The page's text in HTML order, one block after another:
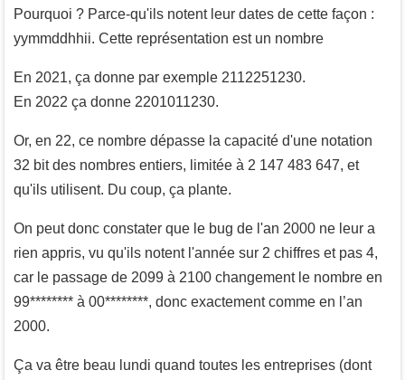
Pourquoi ? Parce-qu'ils notent leur dates de cette façon :
yymmddhhii. Cette représentation est un nombre
En 2021, ça donne par exemple 2112251230.
En 2022 ça donne 2201011230.
Or, en 22, ce nombre dépasse la capacité d'une notation
32 bit des nombres entiers, limitée à 2 147 483 647, et
qu'ils utilisent. Du coup, ça plante.
On peut donc constater que le bug de l'an 2000 ne leur a
rien appris, vu qu'ils notent l'année sur 2 chiffres et pas 4,
car le passage de 2099 à 2100 changement le nombre en
99******** à 00********, donc exactement comme en l’an
2000.
Ça va être beau lundi quand toutes les entreprises (dont